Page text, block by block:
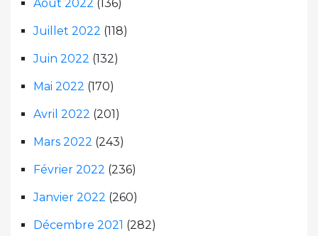
Août 2022 (136)
Juillet 2022 (118)
Juin 2022 (132)
Mai 2022 (170)
Avril 2022 (201)
Mars 2022 (243)
Février 2022 (236)
Janvier 2022 (260)
Décembre 2021 (282)